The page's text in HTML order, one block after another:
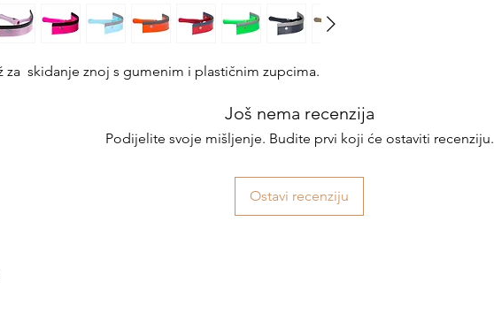
za skidanje znoj s gumenim i plastičnim zupcima.
Još nema recenzija
Podijelite svoje mišljenje. Budite prvi koji će ostaviti recenziju.
Ostavi recenziju